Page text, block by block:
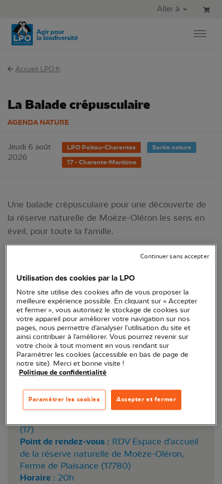
Aller au menu principal
Aller à
Accueil LPO.fr
La Balade crépusculaire
AGENDA NATURE
Jeudi 6 août
2026
LPO Poitou-Charentes
Sortie nature
17 - Charente-Maritime
Une balade crépusculaire pour une découverte de
la réserve naturelle de Moëze-Oléron les sens en
éveil, pour toute la famille.
La Balade crépusculaire à la réserve naturelle de
(17)
Point de rendez-vous : RDV Espace d'accueil
de la réserve naturelle de Moëze-Oléron,
Ferme de Plaisance (17780)
Horaire : 20h
Utilisation des cookies par la LPO
Notre site utilise des cookies afin de vous proposer la
meilleure expérience possible. En cliquant sur « Accepter
et fermer », vous autorisez le stockage de cookies sur
votre appareil pour améliorer votre navigation sur nos
pages, nous permettre d’analyser l’utilisation du site et
ainsi contribuer à l’améliorer. Vous pourrez revenir sur
votre choix à tout moment en vous rendant sur
Paramétrer les cookies (accessible en bas de page de
notre site). Merci et bonne visite !
Politique de confidentialité
Accepter et fermer
Paramétrer les cookies
Continuer sans accepter